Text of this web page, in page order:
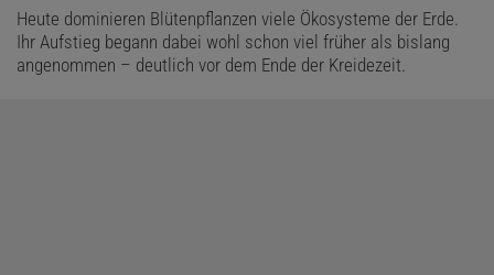
Heute dominieren Blütenpflanzen viele Ökosysteme der Erde.
Ihr Aufstieg begann dabei wohl schon viel früher als bislang
angenommen – deutlich vor dem Ende der Kreidezeit.